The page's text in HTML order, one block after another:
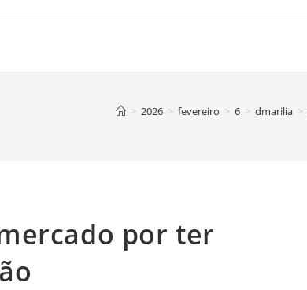
> 2026 > fevereiro > 6 > dmarilia >
por ter